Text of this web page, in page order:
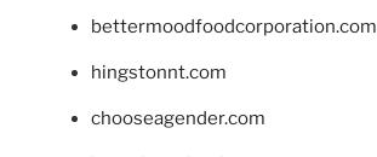
bettermoodfoodcorporation.com
hingstonnt.com
chooseagender.com